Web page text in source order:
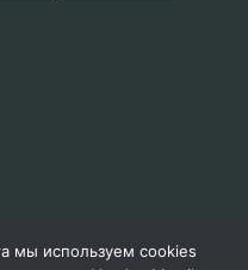
мы используем cookies